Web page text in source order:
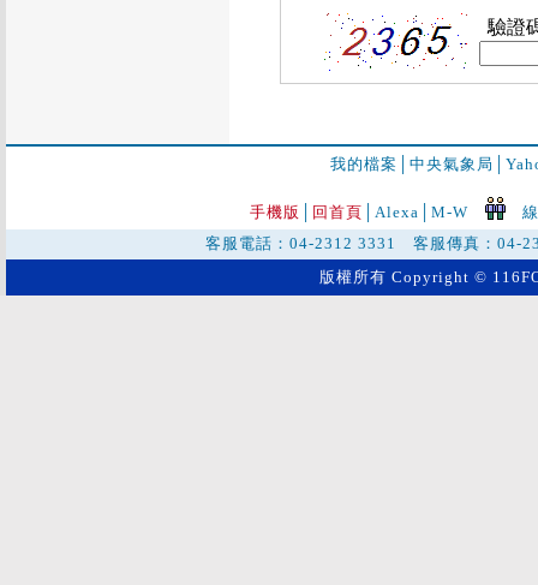
驗證
我的檔案 中央氣象局
手機版 回首頁 Alexa│ M-W
客服電話：04-2312 3331 客服傳真：
版權所有 Copyright ©